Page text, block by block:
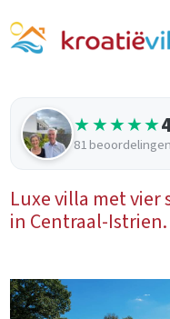
★★★★★
81
Luxe villa met vier
in Centraal-Istrien.